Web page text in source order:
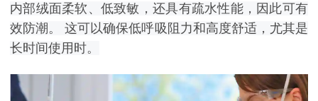
内部绒面柔软、低致敏，还具有疏水性能，因此可有
效防潮。 这可以确保低呼吸阻力和高度舒适，尤其是
长时间使用时。